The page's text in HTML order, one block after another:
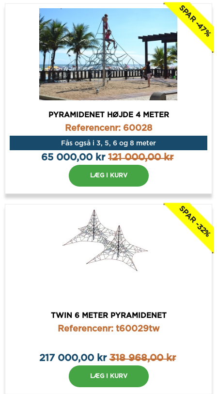
SPAR -47%
PYRAMIDENET HØJDE 4 METER
Referencenr: 60028
Fås også i 3, 5, 6 og 8 meter
65 000,00 kr 121 000,00 kr
LÆG I KURV
SPAR -32%
TWIN 6 METER PYRAMIDENET
Referencenr: t60029tw
217 000,00 kr318 968,00 kr
LÆG I KURV